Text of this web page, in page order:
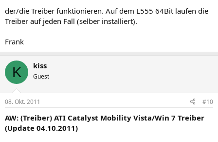
der/die Treiber funktionieren. Auf dem L555 64Bit laufen die
Treiber auf jeden Fall (selber installiert).
Frank
K kiss
Guest
08. Okt. 2011 #10
AW: (Treiber) ATI Catalyst Mobility Vista/Win 7 Treiber
(Update 04.10.2011)